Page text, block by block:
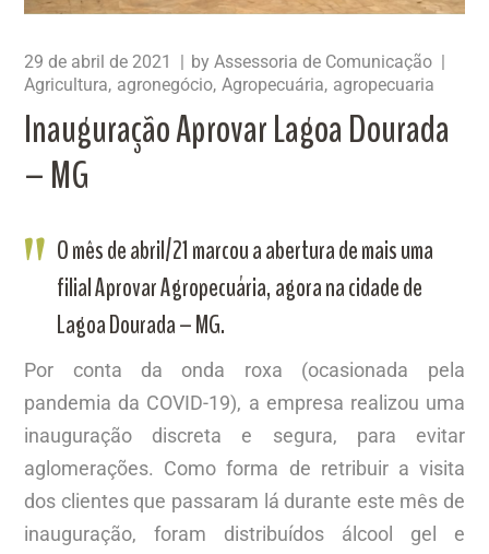
29 de abril de 2021 byAssessoria de Comunicação
Agricultura agronegócio Agropecuária agropecuaria
Inauguração Aprovar Lagoa Dourada
– MG
O mês de abril/21 marcou a abertura de mais uma
filial Aprovar Agropecuária, agora na cidade de
Lagoa Dourada – MG.
Por conta da onda roxa (ocasionada pela
pandemia da COVID-19), a empresa realizou uma
inauguração discreta e segura, para evitar
aglomerações. Como forma de retribuir a visita
dos clientes que passaram lá durante este mês de
inauguração, foram distribuídos álcool gel e